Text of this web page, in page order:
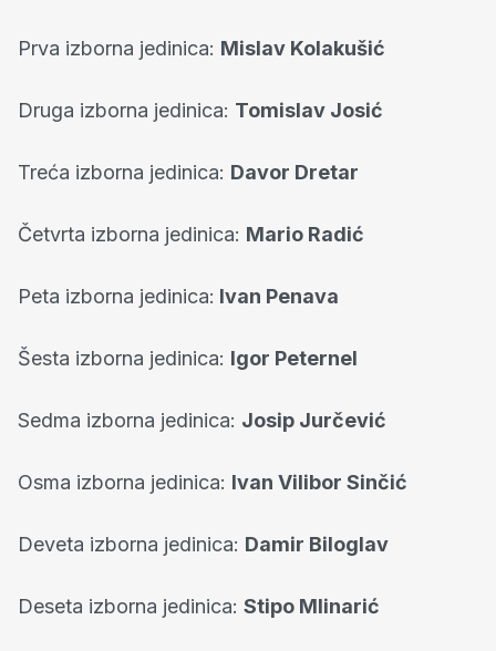
Prva izborna jedinica: Mislav Kolakušić
Druga izborna jedinica: Tomislav Josić
Treća izborna jedinica: Davor Dretar
Četvrta izborna jedinica: Mario Radić
Peta izborna jedinica: Ivan Penava
Šesta izborna jedinica: Igor Peternel
Sedma izborna jedinica: Josip Jurčević
Osma izborna jedinica: Ivan Vilibor Sinčić
Deveta izborna jedinica: Damir Biloglav
Deseta izborna jedinica: Stipo Mlinarić